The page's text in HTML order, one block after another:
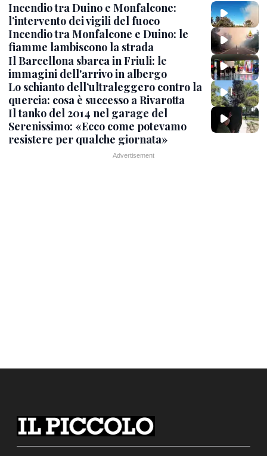
Incendio tra Duino e Monfalcone:
l’intervento dei vigili del fuoco
Incendio tra Monfalcone e Duino: le
fiamme lambiscono la strada
Il Barcellona sbarca in Friuli: le
immagini dell'arrivo in albergo
Lo schianto dell’ultraleggero contro la
quercia: cosa è successo a Rivarotta
Il tanko del 2014 nel garage del
Serenissimo: «Ecco come potevamo
resistere per qualche giornata»